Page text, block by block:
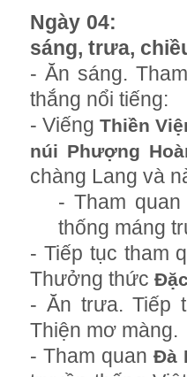
Ngày 04:
sáng, trưa,
- Ăn sáng.
thắng nổi tiếng:
- ViếngThiền
núi Phượng
chàng Lang và
-Tham
thống máng
- Tiếp tục tham
Thưởng thức
- Ăn trưa. Tiếp
Thiện mơ màng.
- Tham quan Đà